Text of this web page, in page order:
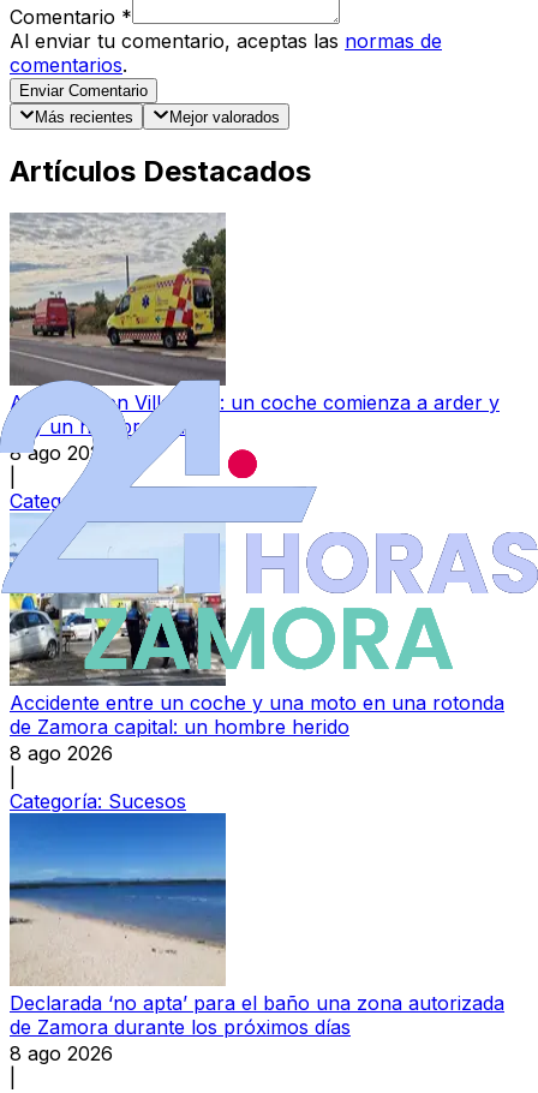
Comentario *
Al enviar tu comentario, aceptas las normas de
comentarios.
Enviar Comentario
Más recientes
Mejor valorados
Artículos Destacados
Accidente en Villaralbo: un coche comienza a arder y
hay un hombre herido
8 ago 2026
Categoría:
Accidente entre un coche y una moto en una rotonda
de Zamora capital: un hombre herido
8 ago 2026
Categoría: Sucesos
Declarada ‘no apta’ para el baño una zona autorizada
de Zamora durante los próximos días
8 ago 2026